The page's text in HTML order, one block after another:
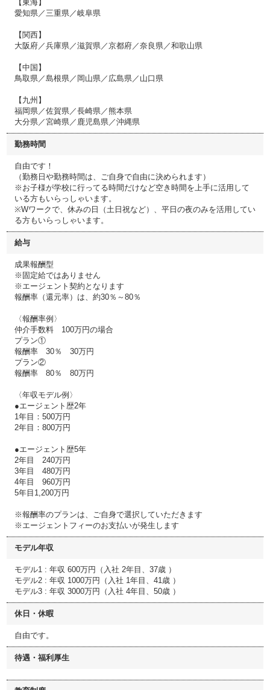
【東海】
愛知県／三重県／岐阜県
【関西】
大阪府／兵庫県／滋賀県／京都府／奈良県／和歌山県
【中国】
鳥取県／島根県／岡山県／広島県／山口県
【九州】
福岡県／佐賀県／長崎県／熊本県
大分県／宮崎県／鹿児島県／沖縄県
勤務時間
自由です！
（勤務日や勤務時間は、ご自身で自由に決められます）
※お子様が学校に行ってる時間だけなど空き時間を上手に活用して
いる方もいらっしゃいます。
※Wワークで、休みの日（土日祝など）、平日の夜のみを活用してい
る方もいらっしゃいます。
給与
成果報酬型
※固定給ではありません
※エージェント契約となります
報酬率（還元率）は、約30％～80％
〈報酬率例〉
仲介手数料 100万円の場合
プラン①
報酬率 30％ 30万円
プラン②
報酬率 80％ 80万円
〈年収モデル例〉
●エージェント歴2年
1年目：500万円
2年目：800万円
●エージェント歴5年
2年目 240万円
3年目 480万円
4年目 960万円
5年目1,200万円
※報酬率のプランは、ご自身で選択していただきます
※エージェントフィーのお支払いが発生します
モデル年収
モデル1 : 年収 600万円（入社 2年目、37歳 ）
モデル2 : 年収 1000万円（入社 1年目、41歳 ）
モデル3 : 年収 3000万円（入社 4年目、50歳 ）
休日・休暇
自由です。
待遇・福利厚生